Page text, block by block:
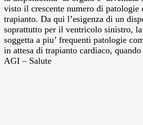
visto il crescente numero di patologie
trapianto. Da qui l’esigenza di un
soprattutto per il ventricolo sinistro,
soggetta a piu’ frequenti patologie
in attesa di trapianto cardiaco,
AGI – Salute